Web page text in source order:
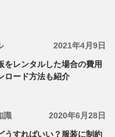
2021年4月9日
をレンタルした場合の費用
ロード方法も紹介
識 2020年6月28日
うすればいい？服装に制約